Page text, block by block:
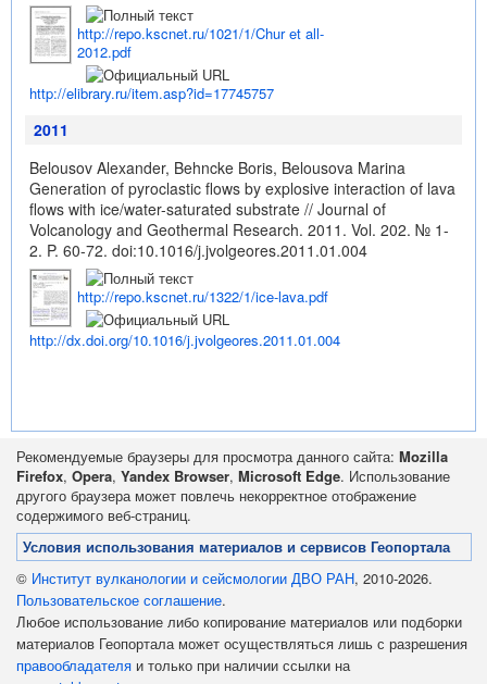
http://repo.kscnet.ru/1021/1/Chur et all-
2012.pdf
http://elibrary.ru/item.asp?id=17745757
2011
Belousov Alexander, Behncke Boris, Belousova Marina
Generation of pyroclastic flows by explosive interaction of lava
flows with ice/water-saturated substrate // Journal of
Volcanology and Geothermal Research. 2011. Vol. 202. № 1-
2. P. 60-72. doi:10.1016/j.jvolgeores.2011.01.004
http://repo.kscnet.ru/1322/1/ice-lava.pdf
http://dx.doi.org/10.1016/j.jvolgeores.2011.01.004
Рекомендуемые браузеры для просмотра данного сайта: Mozilla
Firefox, Opera, Yandex Browser, Microsoft Edge. Использование
другого браузера может повлечь некорректное отображение
содержимого веб-страниц.
Условия использования материалов и сервисов Геопортала
© Институт вулканологии и сейсмологии ДВО РАН, 2010-2026.
Пользовательское соглашение.
Любое использование либо копирование материалов или подборки
материалов Геопортала может осуществляться лишь с разрешения
правообладателя и только при наличии ссылки на